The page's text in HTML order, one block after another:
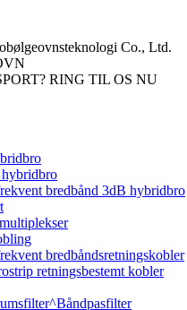
Co., Ltd.
RING TIL OS NU
bredbånd 3dB hybridbro
bredbåndsretningskobler
retningsbestemt kobler